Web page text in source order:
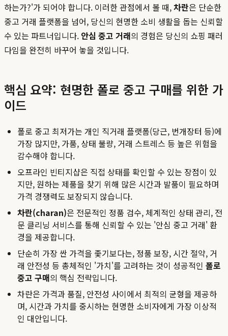
하는가?'가 되어야 합니다. 이러한 관점에서 볼 때,차란은 단순한
중고 거래 플랫폼을 넘어, 당신의 현명한 소비 생활을 돕는 신뢰할
수 있는 파트너입니다. 안심 중고 거래의 경험은 당신의 쇼핑 패러
다임을 완전히 바꾸어 놓을 것입니다.
핵심 요약: 현명한 폴로 중고 구매를 위한 가
이드
폴로 중고 최저가는 개인 직거래 플랫폼(당근, 번개장터 등)에
가장 많지만, 가품, 상태 불량, 거래 스트레스 등 높은 위험을
감수해야 합니다.
오프라인 빈티지샵은 직접 상태를 확인할 수 있는 장점이 있
지만, 원하는 제품을 찾기 위해 많은 시간과 발품이 필요하며
가격 경쟁력도 보장되지 않습니다.
차란(charan)은 전문적인 정품 검수, 체계적인 상태 관리, 전
문 클리닝 서비스를 통해 신뢰할 수 있는 '안심 중고 거래' 환
경을 제공합니다.
단순히 가장 싼 가격을 좇기보다는, 정품 보장, 시간 절약, 거
래 안전성 등 총체적인 '가치'를 고려하는 것이 성공적인 폴로
중고 구매의 핵심 전략입니다.
차란은 가격과 품질, 안전성 사이에서 최적의 균형을 제공하
며, 시간과 가치를 중시하는 현명한 소비자에게 가장 이상적
인 대안입니다.